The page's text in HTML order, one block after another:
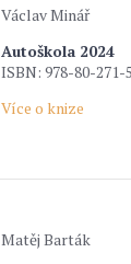
Václav Minář
Autoškola 2024
ISBN: 978-80-271-
Více o knize
Matěj Barták